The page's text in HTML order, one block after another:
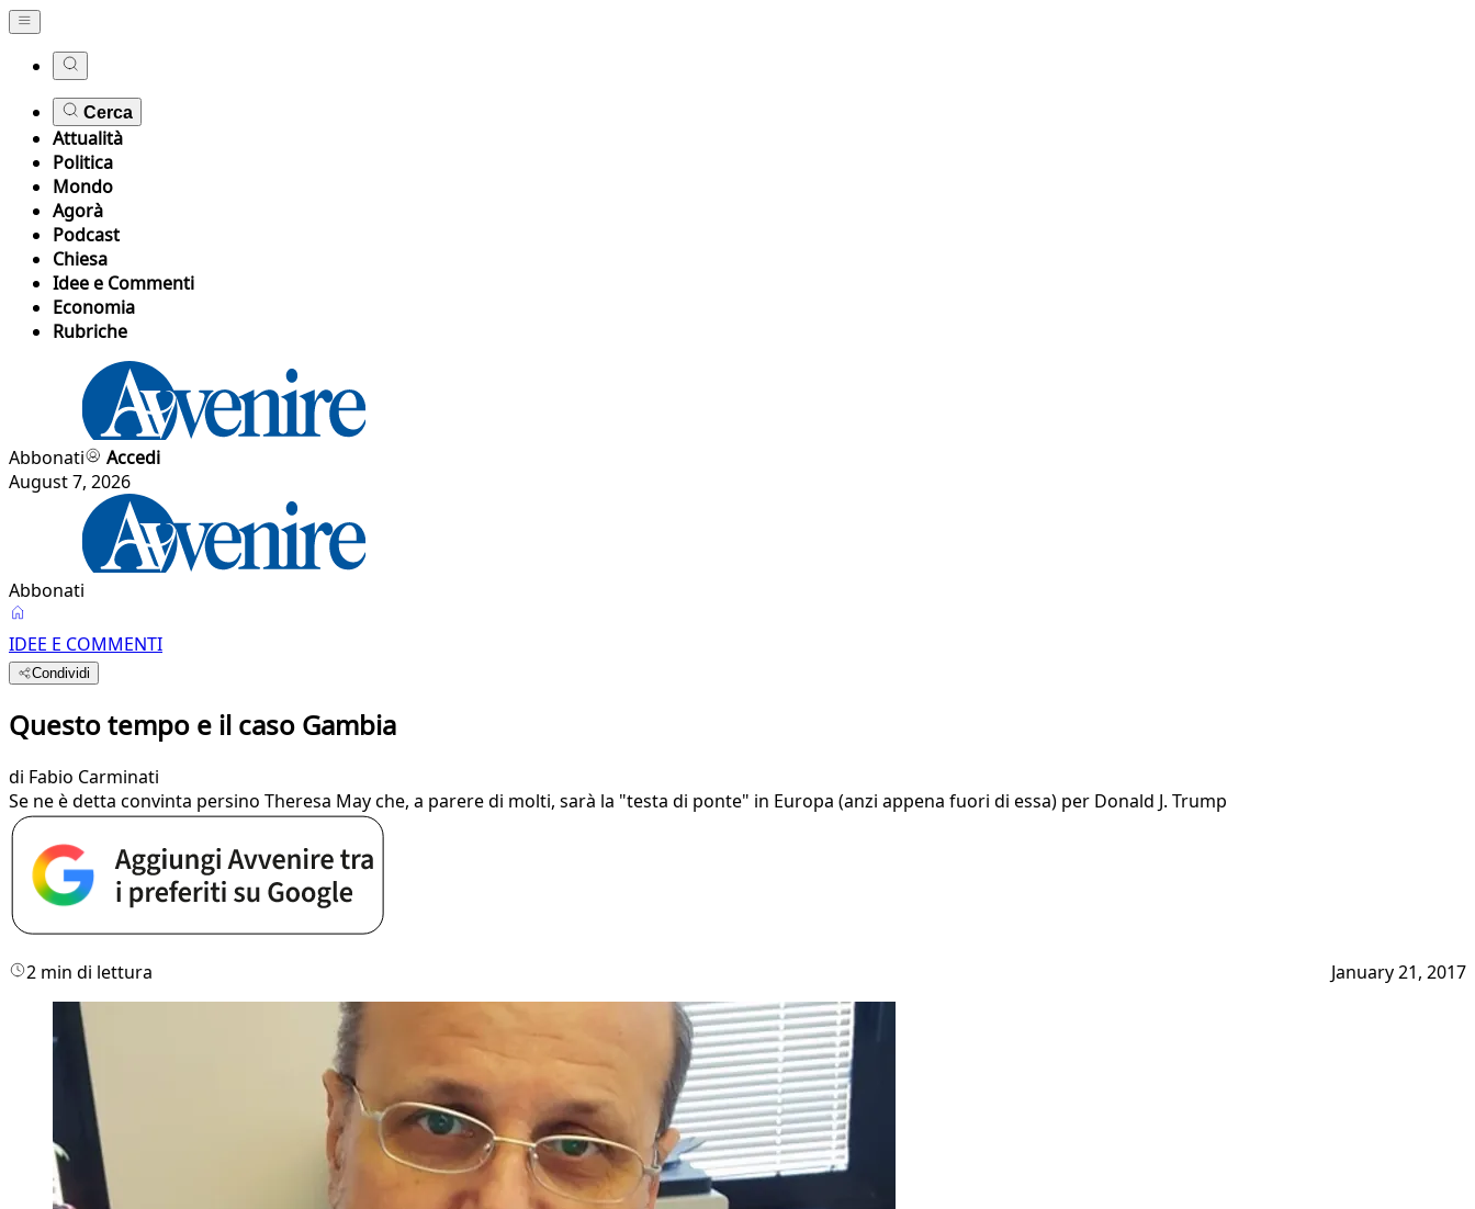
Cerca
Attualità
Politica
Mondo
Agorà
Podcast
Chiesa
Idee e Commenti
Economia
Rubriche
Abbonati
Accedi
August 7, 2026
Abbonati
IDEE E COMMENTI
Condividi
Questo tempo e il caso Gambia
di Fabio Carminati
Se ne è detta convinta persino Theresa May che, a parere di molti, sarà la "testa di ponte" in Europa (anzi appena fuori di essa) per Donald J. Trump
2 min di lettura January 21, 2017